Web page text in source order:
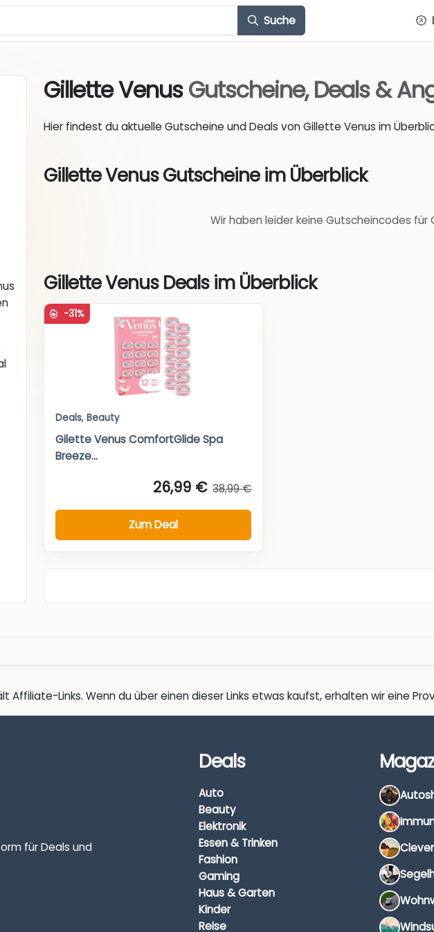
Suche
Gillette VenusGutscheine, Deals &
Hier findest du aktuelle Gutscheine und Deals von Gillette Venus im
Gillette Venus Gutscheine im Überblick
Wir haben leider keine Gutscheincodes für
Gillette Venus Deals im Überblick
-31%
Deals, Beauty
Gilette Venus ComfortGlide Spa
Breeze...
26,99 € 38,99 €
Zum Deal
Affiliate-Links. Wenn du über einen dieser Links etwas kaufst, erhalten wir eine
für Deals und
Deals
Auto
Beauty
Elektronik
Essen & Trinken
Fashion
Gaming
Haus & Garten
Kinder
Reise